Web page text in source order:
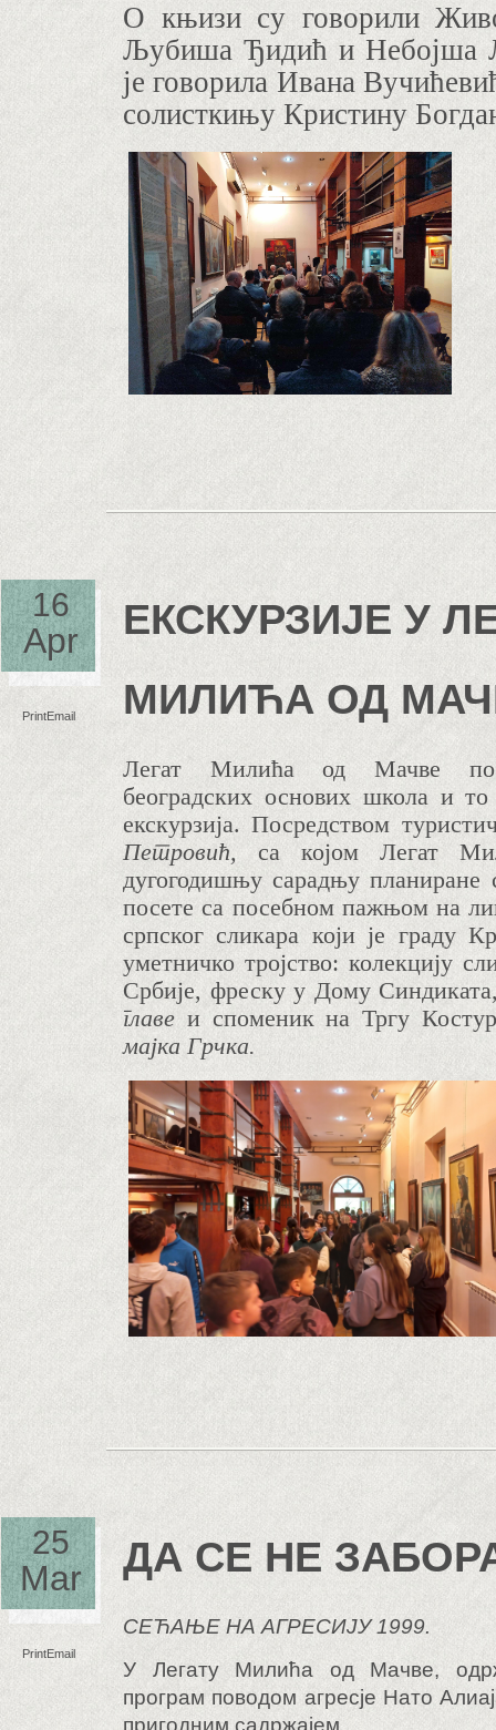
О књизи су говорили
Љубиша Ђидић и Небојша
је говорила Ивана
солисткињу Кристину
16
Apr
PrintEmail
ЕКСКУРЗИЈE У
МИЛИЋА ОД
Легат Милића од Мачве
београдских основих школа и то
екскурзија. Посредством
Петровић, са којом Легат
дугогодишњу сарадњу планиране
посете са посебном пажњом на
српског сликара који је граду
уметничко тројство: колекцију
Србије, фреску у Дому
главе и споменик на Тргу
мајка Грчка.
25
Mar
PrintEmail
ДА СЕ НЕ
СЕЋАЊЕ НА АГРЕСИЈУ 1999.
У Легату Милића од Мачве,
програм поводом агресје Нато
пригодним садржајем.